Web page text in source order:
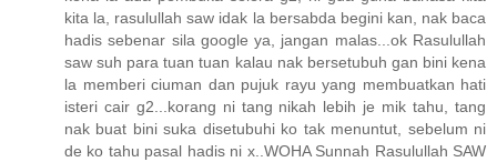
kita la, rasulullah saw idak la bersabda begini kan, nak baca
hadis sebenar sila google ya, jangan malas...ok Rasulullah
saw suh para tuan tuan kalau nak bersetubuh gan bini kena
la memberi ciuman dan pujuk rayu yang membuatkan hati
isteri cair g2...korang ni tang nikah lebih je mik tahu, tang
nak buat bini suka disetubuhi ko tak menuntut, sebelum ni
de ko tahu pasal hadis ni x..WOHA Sunnah Rasulullah SAW